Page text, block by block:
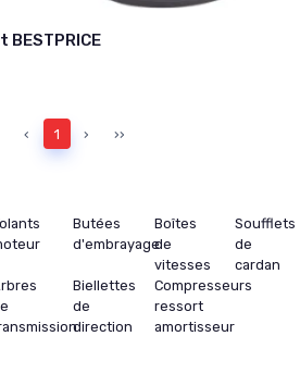
‹ 1 › ››
Butées
d'embrayage
Boîtes
de
vitesses
Soufflets
de
cardan
Biellettes
de
direction
Compresseurs
ressort
amortisseur